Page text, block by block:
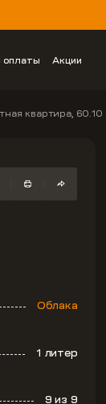
оплаты Акции
квартира, 60.10
Облака
1 литер
9из 9